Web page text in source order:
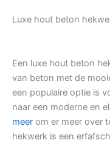
Luxe hout beton
Een luxe hout beton
van beton met de
een populaire optie is
naar een moderne en
meer om er meer over
hekwerk is een